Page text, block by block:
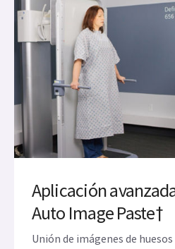
Aplicación
Auto Image Paste†
Unión de imágenes de